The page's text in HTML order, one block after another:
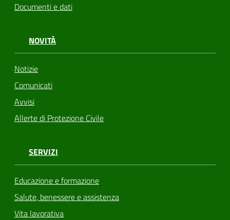
Documenti e dati
NOVITÀ
Notizie
Comunicati
Avvisi
Allerte di Protezione Civile
SERVIZI
Educazione e formazione
Salute, benessere e assistenza
Vita lavorativa